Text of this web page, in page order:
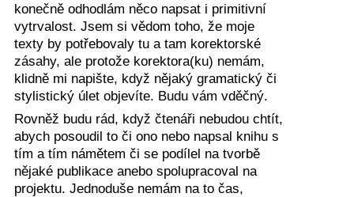
konečně odhodlám něco napsat i primitivní
vytrvalost. Jsem si vědom toho, že moje
texty by potřebovaly tu a tam korektorské
zásahy, ale protože korektora(ku) nemám,
klidně mi napište, když nějaký gramatický či
stylistický úlet objevíte. Budu vám vděčný.
Rovněž budu rád, když čtenáři nebudou chtít,
abych posoudil to či ono nebo napsal knihu s
tím a tím námětem či se podílel na tvorbě
nějaké publikace anebo spolupracoval na
projektu. Jednoduše nemám na to čas,